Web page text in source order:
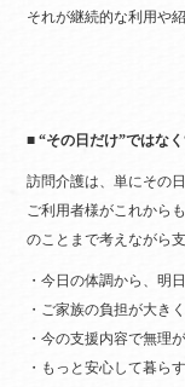
それが継続的な利用や
■ “その日だけ”ではな
訪問介護は、単にその
ご利用者様がこれから
のことまで考えながら
・今日の体調から、明
・ご家族の負担が大き
・今の支援内容で無理
・もっと安心して暮ら